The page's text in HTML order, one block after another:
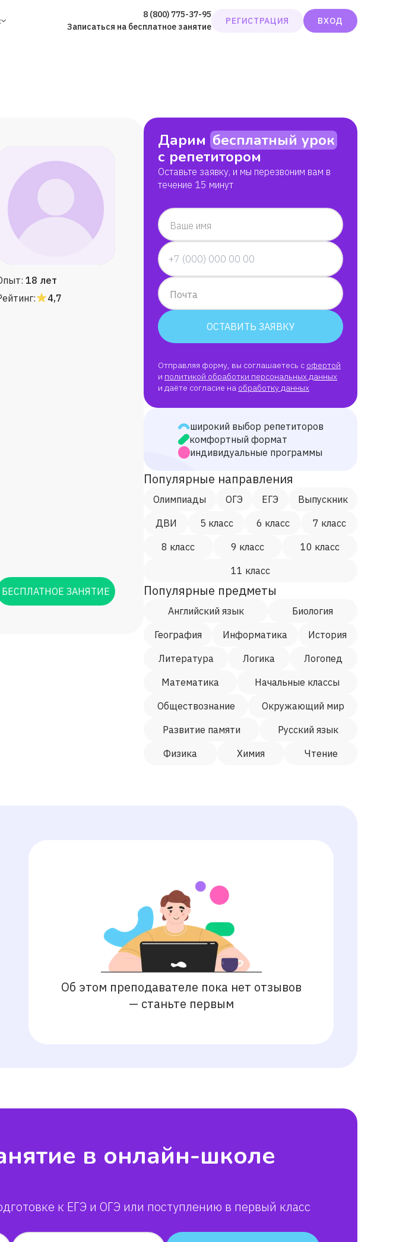
8 (800) 775-37-95
Записаться на бесплатное занятие
РЕГИСТРАЦИЯ ВХОД
18 лет
4,7
БЕСПЛАТНОЕ ЗАНЯТИЕ
Дарим бесплатный урок
с репетитором
Оставьте заявку, и мы перезвоним вам в
течение 15 минут
Ваше имя
Почта
ОСТАВИТЬ ЗАЯВКУ
Отправляя форму, вы соглашаетесь с офертой
и политикой обработки персональных данных
и даёте согласие на обработку данных
широкий выбор репетиторов
комфортный формат
индивидуальные программы
Популярные направления
Олимпиады ОГЭ ЕГЭ
Выпускник
ДВИ
5 класс 6 класс
7 класс
8 класс
9 класс
10 класс
11 класс
Популярные предметы
Английский язык
Биология
География
Информатика
История
Литература
Логика
Логопед
Математика
Начальные классы
Обществознание
Окружающий мир
Развитие памяти
Русский язык
Физика
Химия Чтение
Об этом преподавателе пока нет отзывов
— станьте первым
в онлайн-школе
к ЕГЭ и ОГЭ или поступлению в первый класс